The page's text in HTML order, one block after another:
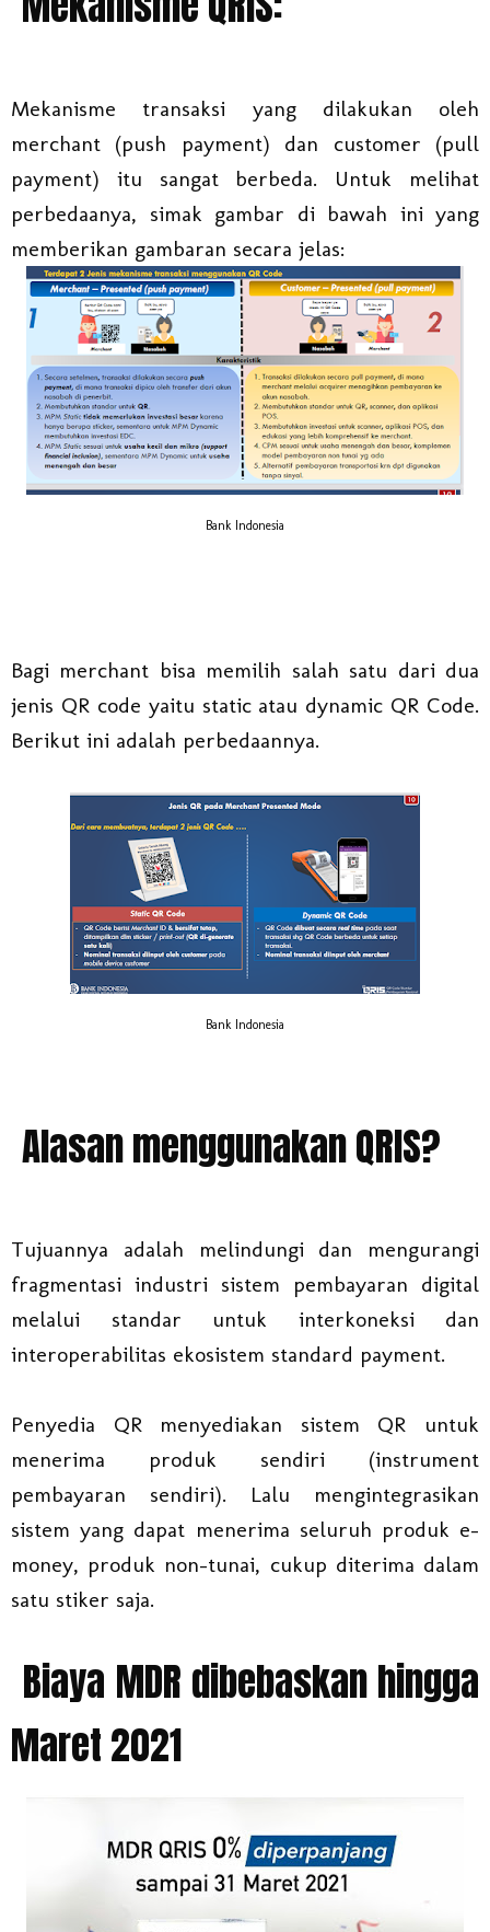
Mekanisme transaksi yang dilakukan oleh
merchant (push payment) dan customer (pull
payment) itu sangat berbeda. Untuk melihat
perbedaanya, simak gambar di bawah ini yang
memberikan gambaran secara jelas:
Bank Indonesia
Bagi merchant bisa memilih salah satu dari dua
jenis QR code yaitu static atau dynamic QR Code.
Berikut ini adalah perbedaannya.
Bank Indonesia
Alasan menggunakan QRIS?
Tujuannya adalah melindungi dan mengurangi
fragmentasi industri sistem pembayaran digital
melalui standar untuk interkoneksi dan
interoperabilitas ekosistem standard payment.
Penyedia QR menyediakan sistem QR untuk
menerima produk sendiri (instrument
pembayaran sendiri). Lalu mengintegrasikan
sistem yang dapat menerima seluruh produk e-
money, produk non-tunai, cukup diterima dalam
satu stiker saja.
Biaya MDR dibebaskan hingga
Maret 2021